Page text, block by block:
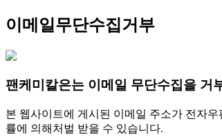
이메일무단수집거부
팬케미칼은는 이메일 무단수집을 거
본 웹사이트에 게시된 이메일 주소가 전자
률에 의해처벌 받을 수 있습니다.